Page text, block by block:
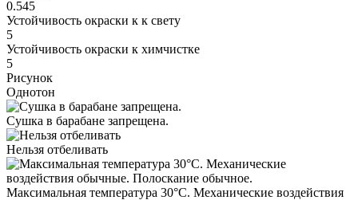
0.545
Устойчивость окраски к к свету
5
Устойчивость окраски к химчистке
5
Рисунок
Однотон
Сушка в барабане запрещена.
Нельзя отбеливать
Максимальная температура 30°С. Механические воздействия